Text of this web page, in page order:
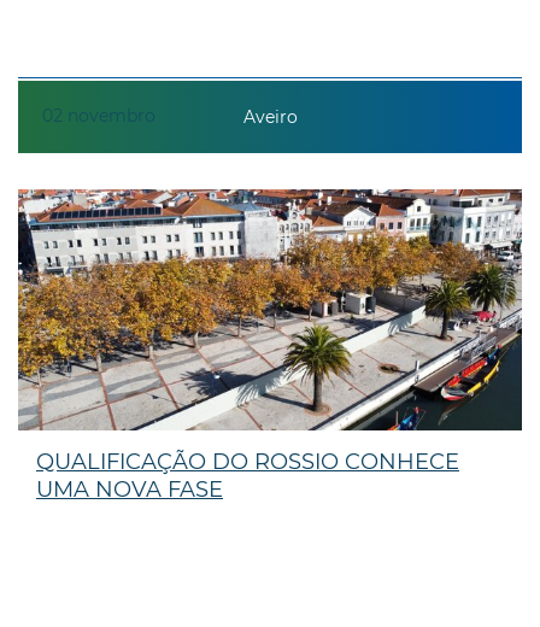
02 novembro Aveiro
QUALIFICAÇÃO DO ROSSIO CONHECE
UMA NOVA FASE